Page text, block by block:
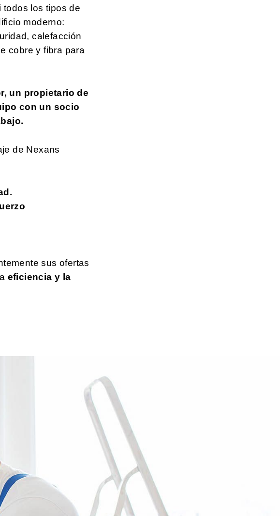
todos los tipos de
moderno:
calefacción
cobre y fibra para
un propietario de
con un socio
de Nexans
sus ofertas
eficiencia y la